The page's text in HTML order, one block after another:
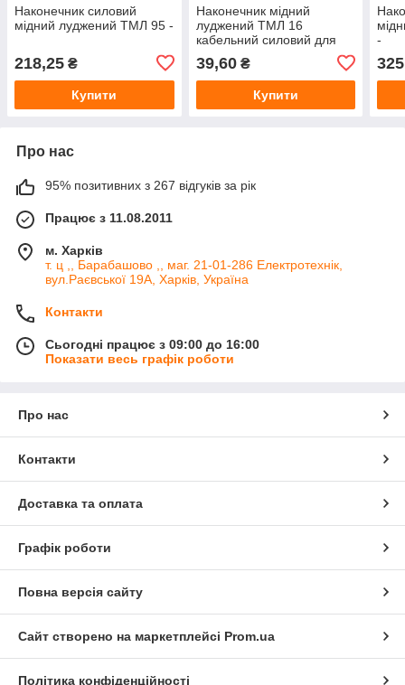
Наконечник силовий
мідний луджений ТМЛ 95 -
218,25 ₴
Купити
Наконечник мідний
луджений ТМЛ 16
кабельний силовий для
39,60₴
Купити
-
Про нас
95% позитивних з 267 відгуків за рік
Працює з 11.08.2011
м. Харків
т. ц ,, Барабашово ,, маг. 21-01-286 Електротехнік,
вул.Раєвської 19А, Харків, Україна
Контакти
Сьогодні працює з 09:00 до 16:00
Показати весь графік роботи
Про нас
Контакти
Доставка та оплата
Графік роботи
Повна версія сайту
Сайт створено на маркетплейсі Prom.ua
Політика конфіденційності